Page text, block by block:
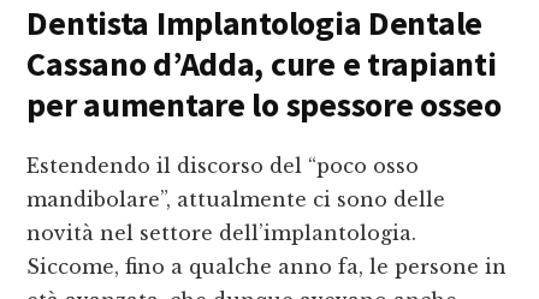
Dentista Implantologia Dentale
Cassano d’Adda, cure e trapianti
per aumentare lo spessore osseo
Estendendo il discorso del “poco osso
mandibolare”, attualmente ci sono delle
novità nel settore dell’implantologia.
Siccome, fino a qualche anno fa, le persone in